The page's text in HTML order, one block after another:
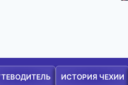
ИСТОРИЯ ЧЕХИИ